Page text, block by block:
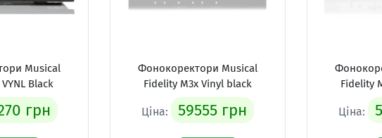
Musical
Black
грн
Фонокоректори Musical
Fidelity M3x Vinyl black
Ціна: 59555 грн
Fidelity
Ціна: